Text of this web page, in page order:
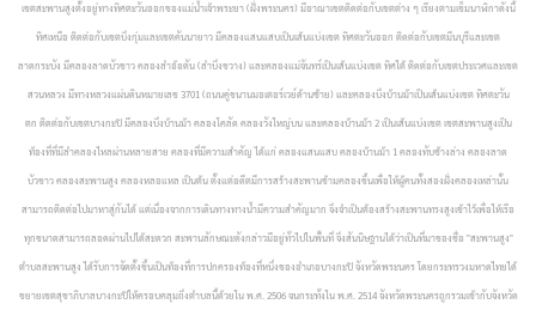
เขตสะพานสูงตั้งอยู่ทางทิศตะวันออกของแม่น้ำเจ้าพระยา (ฝั่งพระนคร) มีอาณาเขตติดต่อกับเขตต่าง ๆ เรียงตามเข็มนาฬิกาดังนี้
ทิศเหนือ ติดต่อกับเขตบึงกุ่มและเขตคันนายาว มีคลองแสนแสบเป็นเส้นแบ่งเขต ทิศตะวันออก ติดต่อกับเขตมีนบุรีและเขต
ลาดกระบัง มีคลองลาดบัวขาว คลองลำอ้อตัน (ลำบึงขวาง) และคลองแม่จันทร์เป็นเส้นแบ่งเขต ทิศใต้ ติดต่อกับเขตประเวศและเขต
สวนหลวง มีทางหลวงแผ่นดินหมายเลข 3701 (ถนนคู่ขนานมอเตอร์เวย์ด้านซ้าย) และคลองบึงบ้านม้าเป็นเส้นแบ่งเขต ทิศตะวัน
ตก ติดต่อกับเขตบางกะปิ มีคลองบึงบ้านม้า คลองโคลัด คลองวังใหญ่บน และคลองบ้านม้า 2 เป็นเส้นแบ่งเขต เขตสะพานสูงเป็น
ท้องที่ที่มีลำคลองไหลผ่านหลายสาย คลองที่มีความสำคัญ ได้แก่ คลองแสนแสบ คลองบ้านม้า 1 คลองทับช้างล่าง คลองลาด
บัวขาว คลองสะพานสูง คลองหลอแหล เป็นต้น ตั้งแต่อดีตมีการสร้างสะพานข้ามคลองขึ้นเพื่อให้ผู้คนทั้งสองฝั่งคลองเหล่านั้น
สามารถติดต่อไปมาหาสู่กันได้ แต่เนื่องจากการเดินทางทางน้ำมีความสำคัญมาก จึงจำเป็นต้องสร้างสะพานทรงสูงเข้าไว้เพื่อให้เรือ
ทุกขนาดสามารถลอดผ่านไปได้สะดวก สะพานลักษณะดังกล่าวมีอยู่ทั่วไปในพื้นที่ จึงสันนิษฐานได้ว่าเป็นที่มาของชื่อ "สะพานสูง"
ตำบลสะพานสูง ได้รับการจัดตั้งขึ้นเป็นท้องที่การปกครองท้องที่หนึ่งของอำเภอบางกะปิ จังหวัดพระนคร โดยกระทรวงมหาดไทยได้
ขยายเขตสุขาภิบาลบางกะปิให้ครอบคลุมถึงตำบลนี้ด้วยใน พ.ศ. 2506 จนกระทั่งใน พ.ศ. 2514 จังหวัดพระนครถูกรวมเข้ากับจังหวัด